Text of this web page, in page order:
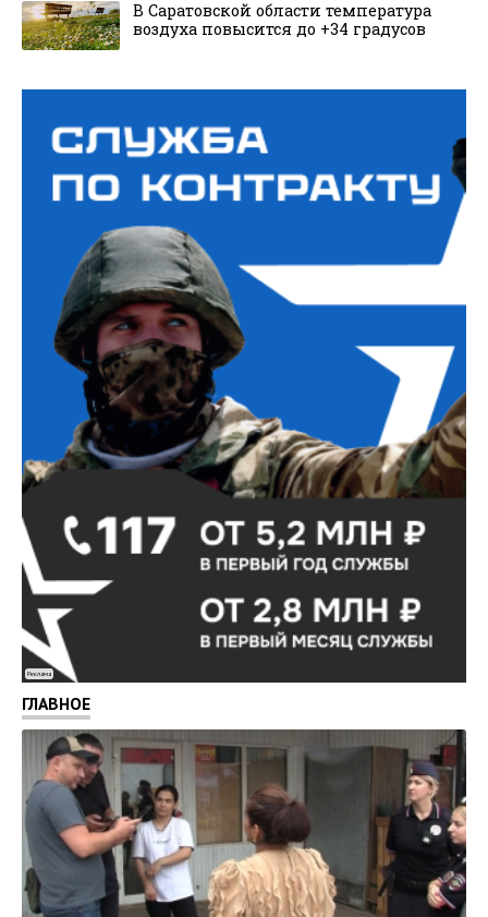
В Саратовской области температура
воздуха повысится до +34 градусов
Реклама
ГЛАВНОЕ